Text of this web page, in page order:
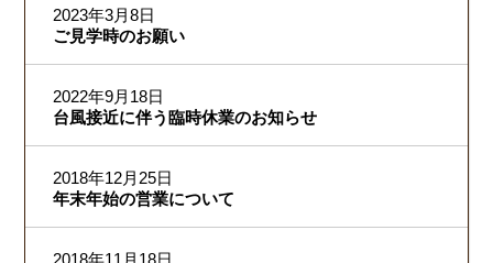
2023年3月8日
ご見学時のお願い
2022年9月18日
台風接近に伴う臨時休業のお知らせ
2018年12月25日
年末年始の営業について